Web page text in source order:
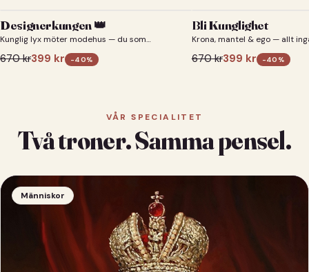
Designerkungen 👑
Kunglig lyx möter modehus — du som
670kr399 kr -40%
Bli Kunglighet
Krona, mantel & ego — allt
670kr399 kr -40 %
VÅR SPECIALITET
Två troner. Samma pensel.
Människor